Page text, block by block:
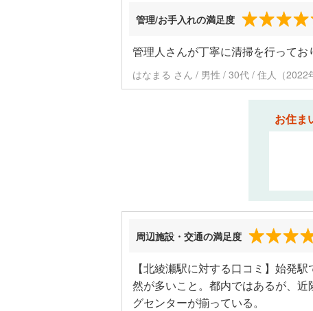
管理/お手入れの満足度
管理人さんが丁寧に清掃を行ってお
はなまる さん / 男性 / 30代 / 住人（2022
お住ま
周辺施設・交通の満足度
【北綾瀬駅に対する口コミ】始発
然が多いこと。都内ではあるが、
グセンターが揃っている。